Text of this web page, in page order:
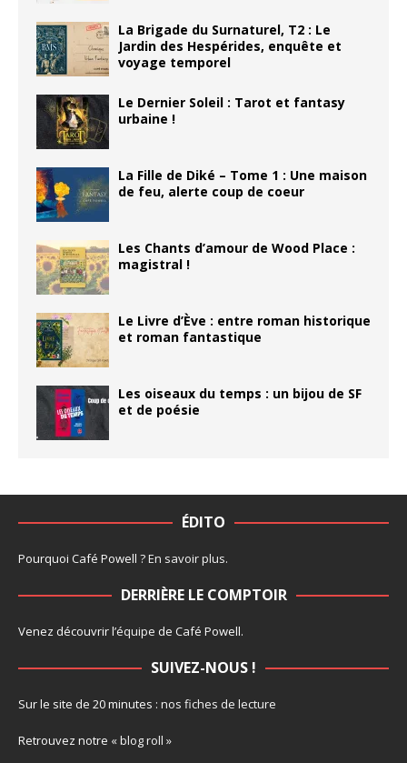
La Brigade du Surnaturel, T2 : Le
Jardin des Hespérides, enquête et
voyage temporel
Le Dernier Soleil : Tarot et fantasy
urbaine !
La Fille de Diké – Tome 1 : Une maison
de feu, alerte coup de coeur
Les Chants d’amour de Wood Place :
magistral !
Le Livre d’Ève : entre roman historique
et roman fantastique
Les oiseaux du temps : un bijou de SF
et de poésie
ÉDITO
Pourquoi Café Powell ?En savoir plus.
DERRIÈRE LE COMPTOIR
Venez découvrir l’équipe de Café Powell.
SUIVEZ-NOUS !
Sur le site de 20 minutes : nos fiches de lecture
Retrouvez notre « blog roll »